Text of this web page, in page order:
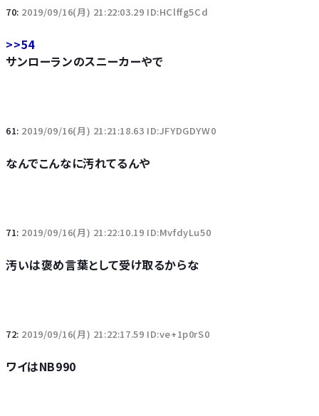
70: 2019/09/16(月) 21:22:03.29 ID:HClffg5Cd
>>54
サンローランのスニーカーやで
61: 2019/09/16(月) 21:21:18.63 ID:JFYDGDYW0
なんでこんなに汚れてるんや
71: 2019/09/16(月) 21:22:10.19 ID:MvfdyLu50
汚いは褒め言葉として受け取るからな
72: 2019/09/16(月) 21:22:17.59 ID:ve+1p0rS0
ワイはNB990